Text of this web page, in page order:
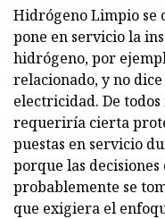
Hidrógeno Limpio se
pone en servicio la
hidrógeno, por
relacionado, y no
electricidad. De
requeriría cierta
puestas en servicio
porque las
probablemente se
que exigiera el